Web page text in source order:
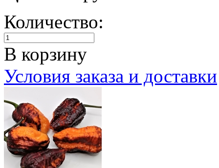
Количество:
В корзину
Условия заказа и доставки